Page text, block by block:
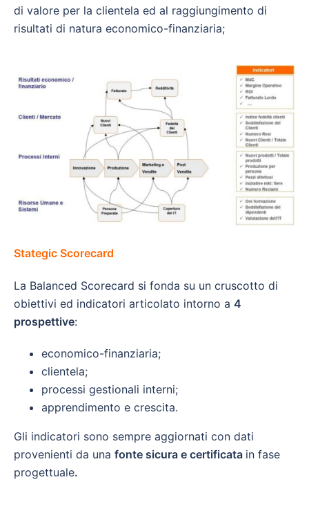
di valore per la clientela ed al raggiungimento di
risultati di natura economico-finanziaria;
Stategic Scorecard
La Balanced Scorecard si fonda su un cruscotto di
obiettivi ed indicatori articolato intorno a 4
prospettive:
economico-finanziaria;
clientela;
processi gestionali interni;
apprendimento e crescita.
Gli indicatori sono sempre aggiornati con dati
provenienti da una fonte sicura e certificata in fase
progettuale.